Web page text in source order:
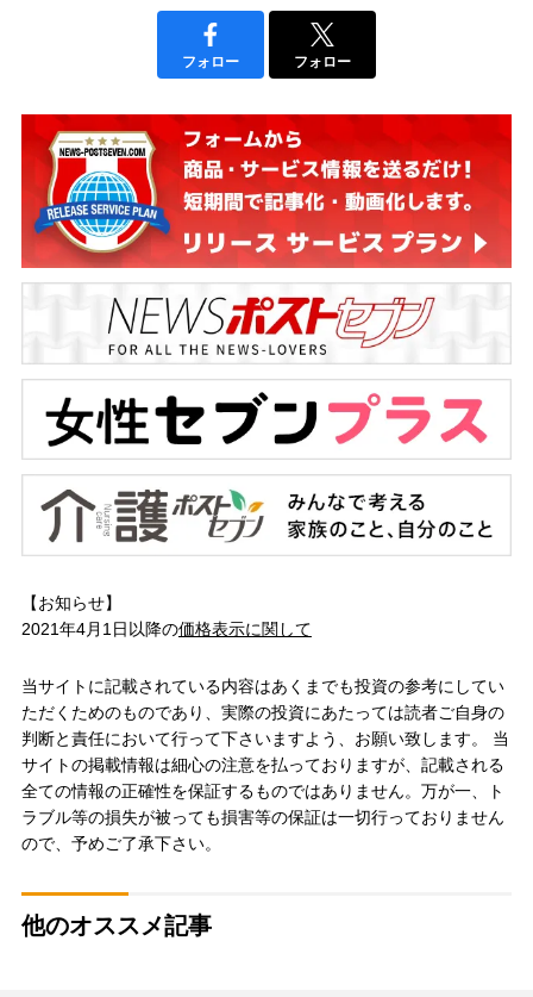
フォロー フォロー
【お知らせ】
2021年4月1日以降の価格表示に関して
当サイトに記載されている内容はあくまでも投資の参考にしてい
ただくためのものであり、実際の投資にあたっては読者ご自身の
判断と責任において行って下さいますよう、お願い致します。 当
サイトの掲載情報は細心の注意を払っておりますが、記載される
全ての情報の正確性を保証するものではありません。万が一、ト
ラブル等の損失が被っても損害等の保証は一切行っておりません
ので、予めご了承下さい。
他のオススメ記事